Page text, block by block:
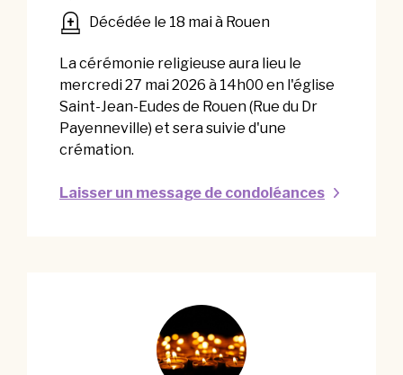
Décédée le 18 mai à Rouen
La cérémonie religieuse aura lieu le
mercredi 27 mai 2026 à 14h00 en l'église
Saint-Jean-Eudes de Rouen (Rue du Dr
Payenneville) et sera suivie d'une
crémation.
Laisser un message de condoléances